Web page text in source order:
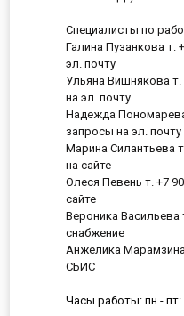
Специалисты по
Галина Пузанкова т.
эл. почту
Ульяна Вишнякова т.
на эл. почту
Надежда
запросы на эл. почту
Марина Силантьева
на сайте
Олеся Певень т. +7
сайте
Вероника Васильева
снабжение
Анжелика
СБИС
Часы работы: пн - пт: